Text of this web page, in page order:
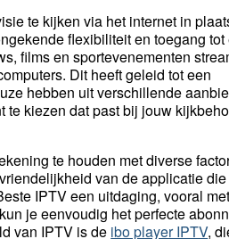
te kijken via het internet in
flexibiliteit en toegang tot
films en sportevenementen
Dit heeft geleid tot een
hebben uit verschillende
kiezen dat past bij jouw
te houden met diverse
van de applicatie
IPTV een uitdaging, vooral
je eenvoudig het perfecte
van IPTV is de ibo player IPTV,